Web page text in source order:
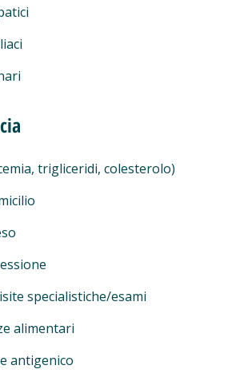
trigliceridi, colesterolo)
specialistiche/esami
alimentari
antigenico